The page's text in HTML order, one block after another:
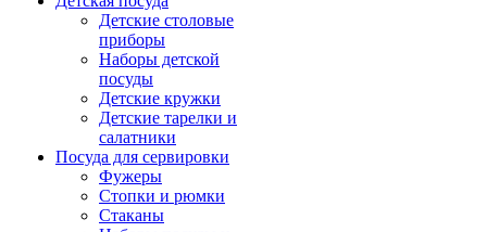
Детские столовые
приборы
Наборы детской
посуды
Детские кружки
Детские тарелки и
салатники
Посуда для сервировки
Фужеры
Стопки и рюмки
Стаканы